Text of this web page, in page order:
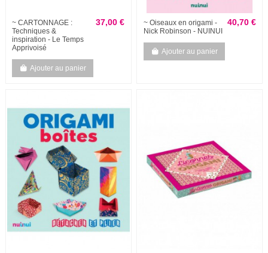
~ CARTONNAGE :
Techniques &
inspiration - Le Temps
Apprivoisé
37,00 €
Ajouter au panier
~ Oiseaux en origami -
Nick Robinson - NUINUI
40,70 €
Ajouter au panier